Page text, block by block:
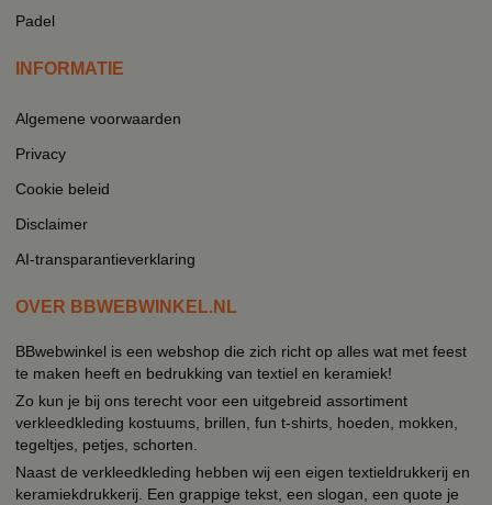
Padel
INFORMATIE
Algemene voorwaarden
Privacy
Cookie beleid
Disclaimer
AI-transparantieverklaring
OVER BBWEBWINKEL.NL
BBwebwinkel is een webshop die zich richt op alles wat met feest
te maken heeft en bedrukking van textiel en keramiek!
Zo kun je bij ons terecht voor een uitgebreid assortiment
verkleedkleding kostuums, brillen, fun t-shirts, hoeden, mokken,
tegeltjes, petjes, schorten.
Naast de verkleedkleding hebben wij een eigen textieldrukkerij en
keramiekdrukkerij. Een grappige tekst, een slogan, een quote je